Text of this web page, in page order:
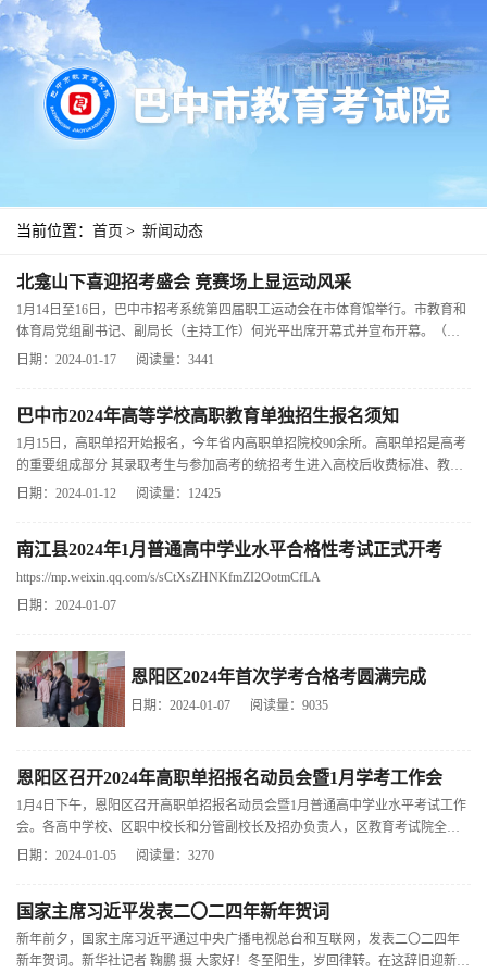
当前位置： 首页 > 新闻动态
北龛山下喜迎招考盛会 竞赛场上显运动风采
1月14日至16日，巴中市招考系统第四届职工运动会在市体育馆举行。市教育和
体育局党组副书记、副局长（主持工作）何光平出席开幕式并宣布开幕。（舞
蹈）（武术）（花样跳绳）本届运
日期：2024-01-17 阅读量：3441
巴中市2024年高等学校高职教育单独招生报名须知
1月15日，高职单招开始报名，今年省内高职单招院校90余所。高职单招是高考
的重要组成部分 其录取考生与参加高考的统招考生进入高校后收费标准、教学
培养、毕业文凭、升学就业等都一
日期：2024-01-12 阅读量：12425
南江县2024年1月普通高中学业水平合格性考试正式开考
https://mp.weixin.qq.com/s/sCtXsZHNKfmZI2OotmCfLA
日期：2024-01-07
恩阳区2024年首次学考合格考圆满完成
日期：2024-01-07 阅读量：9035
恩阳区召开2024年高职单招报名动员会暨1月学考工作会
1月4日下午，恩阳区召开高职单招报名动员会暨1月普通高中学业水平考试工作
会。各高中学校、区职中校长和分管副校长及招办负责人，区教育考试院全体
干部职工参加会议。会上，考试院
日期：2024-01-05 阅读量：3270
国家主席习近平发表二〇二四年新年贺词
新年前夕，国家主席习近平通过中央广播电视总台和互联网，发表二〇二四年
新年贺词。新华社记者 鞠鹏 摄 大家好！冬至阳生，岁回律转。在这辞旧迎新的